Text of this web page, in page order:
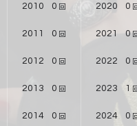
2010 0
2011 0
2012 0
2013 0
2014 0
2020 0
2021 0
2022 0
2023 1
2024 0